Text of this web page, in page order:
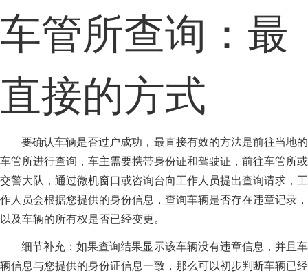
车管所查询：最
直接的方式
要确认车辆是否过户成功，最直接有效的方法是前往当地的
车管所进行查询，车主需要携带身份证和驾驶证，前往车管所或
交警大队，通过微机窗口或咨询台向工作人员提出查询请求，工
作人员会根据您提供的身份信息，查询车辆是否存在违章记录，
以及车辆的所有权是否已经变更。
细节补充：如果查询结果显示该车辆没有违章信息，并且车
辆信息与您提供的身份证信息一致，那么可以初步判断车辆已经